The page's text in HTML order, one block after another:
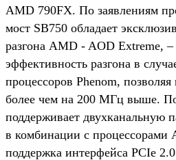
AMD 790FX. По заявлениям
мост SB750 обладает
разгона AMD - AOD Extreme,
эффективность разгона в
процессоров Phenom, позволяя
более чем на 200 МГц выше.
поддерживает двухканальную
в комбинации с процессорами
поддержка интерфейса PCIe